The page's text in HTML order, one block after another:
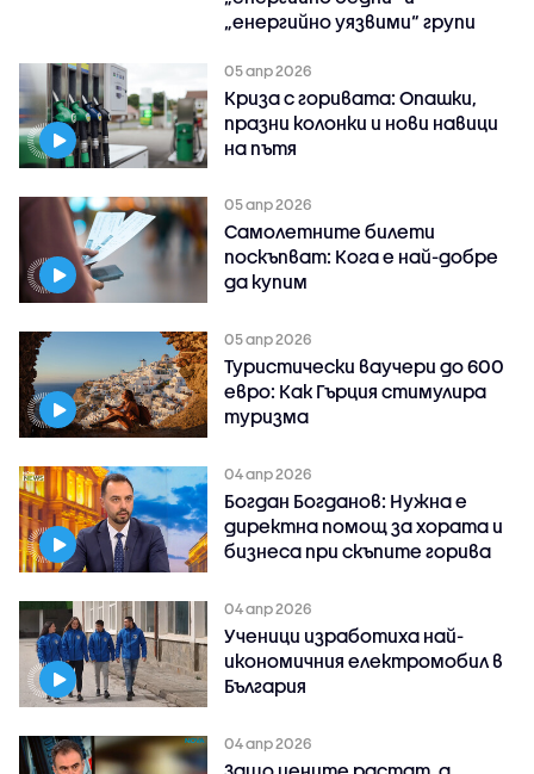
„енергийно уязвими“ групи
05 апр 2026
Криза с горивата: Опашки,
празни колонки и нови навици
на пътя
05 апр 2026
Самолетните билети
поскъпват: Кога е най-добре
да купим
05 апр 2026
Туристически ваучери до 600
евро: Как Гърция стимулира
туризма
04 апр 2026
Богдан Богданов: Нужна е
директна помощ за хората и
бизнеса при скъпите горива
04 апр 2026
Ученици изработиха най-
икономичния електромобил в
България
04 апр 2026